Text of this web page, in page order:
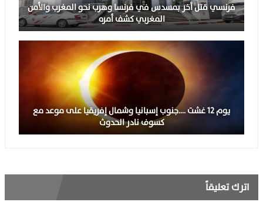
فرنسي قتل آخر بمسدس في فرنسا وهرب نحو المغرب والأمن
المغربي كشف أمره
يوم 12 غشت ….جنوب إسبانيا وشمال إفريقيا على موعد مع
كسوف نادر الحدوث
اترك تعليقاً